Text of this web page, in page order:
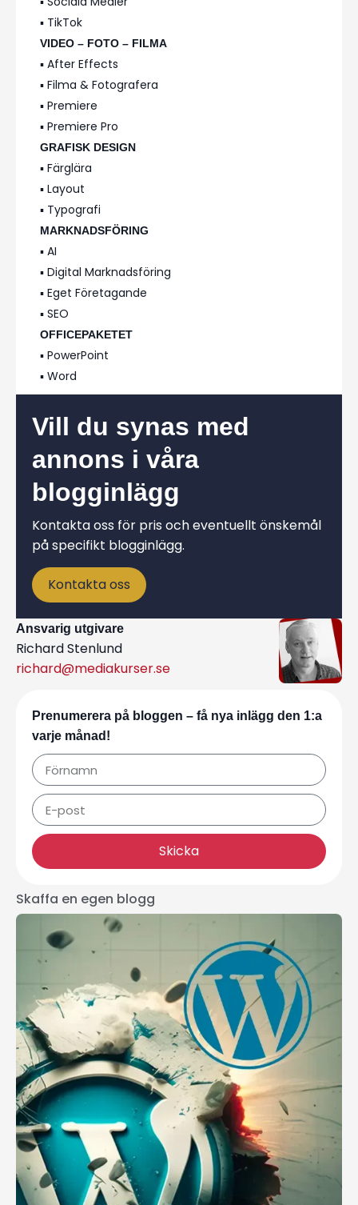
▪️ TikTok
VIDEO – FOTO – FILMA
▪️ After Effects
▪️ Filma & Fotografera
▪️ Premiere
▪️ Premiere Pro
GRAFISK DESIGN
▪️ Färglära
▪️ Layout
▪️ Typografi
MARKNADSFÖRING
▪️ AI
▪️ Digital Marknadsföring
▪️ Eget Företagande
▪️ SEO
OFFICEPAKETET
▪️ PowerPoint
▪️ Word
Vill du synas med
annons i våra
blogginlägg
Kontakta oss för pris och eventuellt önskemål
på specifikt blogginlägg.
Kontakta oss
Ansvarig utgivare
Richard Stenlund
richard@mediakurser.se
Prenumerera på bloggen – få nya inlägg den 1:a
varje månad!
Skicka
Skaffa en egen blogg